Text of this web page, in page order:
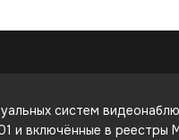
систем
и включённые в